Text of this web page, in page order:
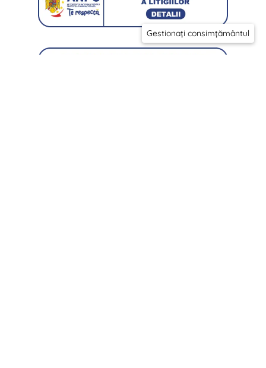
Gestionați consimțământul